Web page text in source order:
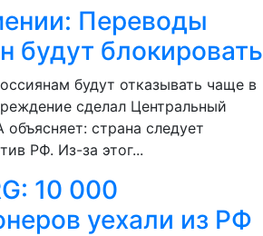
Переводы
будут блокировать
будут отказывать чаще в
сделал Центральный
страна следует
РФ. Из-за этог...
10 000
уехали из РФ